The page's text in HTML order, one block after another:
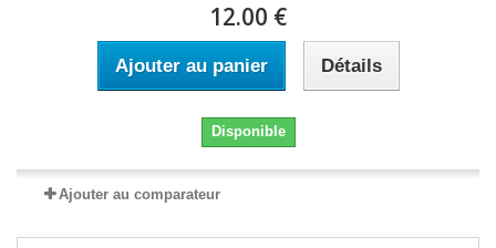
12.00 €
Ajouter au panier Détails
Disponible
Ajouter au comparateur